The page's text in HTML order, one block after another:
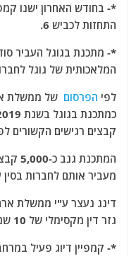
at
s
A
p
p
e
g
ra
m
ai
l
*- בחודש האחרון ישנו
התחזות לכביש 6.
*- מתכנת בגוגל העביר
המלאכותית של גוגל
לפי הפרסום של ממשלת
קבצים רגישים הקשורים
מעביר אותם לחברות
גזר דין מקסימלי של 10 שנות מאסר וקנס של מיליון דולר.
*- קמפיין דיוג פעיל